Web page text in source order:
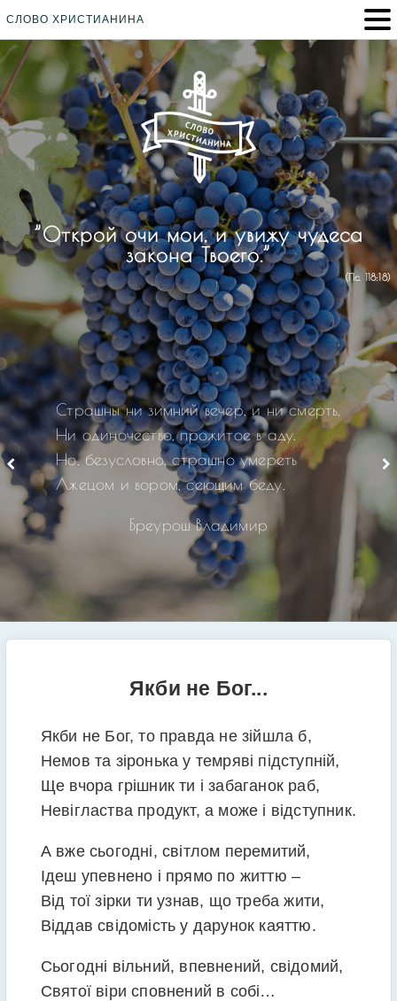
”Открой очи мои, и увижу чудеса
закона Твоего.”
(Пс. 118:18)
Страшны ни зимний вечер, и ни смерть,
Ни одиночество, прожитое в аду.
Но, безусловно, страшно умереть
Лжецом и вором, сеющим беду.
Бреурош Владимир
СЛОВО ХРИСТИАНИНА
Якби не Бог...
Якби не Бог, то правда не зійшла б,
Немов та зіронька у темряві підступній,
Ще вчора грішник ти і забаганок раб,
Невігластва продукт, а може і відступник.
А вже сьогодні, світлом перемитий,
Ідеш упевнено і прямо по життю –
Від тої зірки ти узнав, що треба жити,
Віддав свідомість у дарунок каяттю.
Сьогодні вільний, впевнений, свідомий,
Святої віри сповнений в собі…